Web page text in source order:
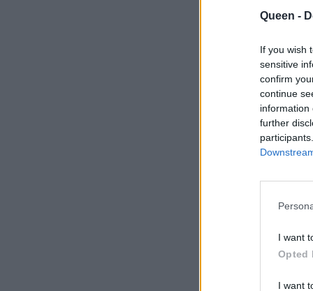
Queen -
If you wish
sensitive
confirm
continue
information
further
I want
Opted
I want